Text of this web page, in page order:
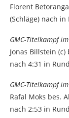
Florent
(Schläge) nach in
GMC-Titelkampf
Jonas Billstein
nach 4:31 in
GMC-Titelkampf
Rafal Moks bes.
nach 2:53 in